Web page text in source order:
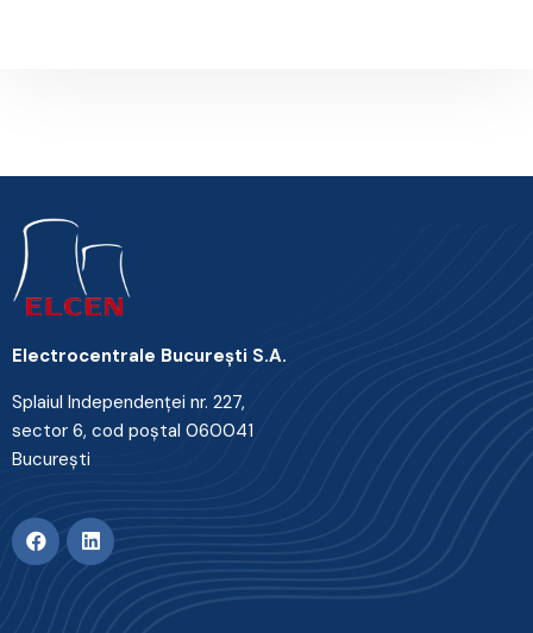
Electrocentrale Bucureşti S.A.
Splaiul Independenţei nr. 227,
sector 6, cod poştal 060041
Bucureşti